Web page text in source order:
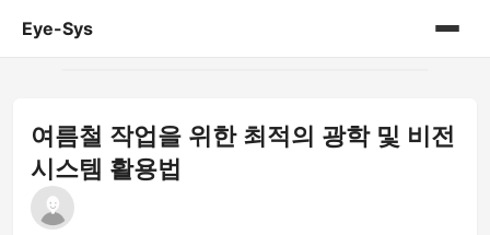
Eye-Sys
게시판
여름철 작업을 위한 최적의 광학 및 비전
시스템 활용법